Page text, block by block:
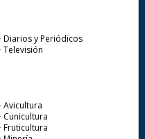
Diarios y Periódicos
Televisión
Avicultura
Cunicultura
Fruticultura